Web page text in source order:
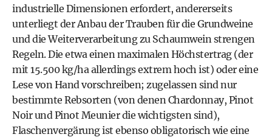
industrielle Dimensionen erfordert, andererseits
unterliegt der Anbau der Trauben für die Grundweine
und die Weiterverarbeitung zu Schaumwein strengen
Regeln. Die etwa einen maximalen Höchst­ertrag (der
mit 15.500 kg/ha allerdings extrem hoch ist) oder eine
Lese von Hand vorschreiben; zugelassen sind nur
bestimmte Rebsorten (von denen Chardonnay, Pinot
Noir und Pinot Meunier die wichtigsten sind),
Flaschenvergärung ist ebenso obligatorisch wie eine